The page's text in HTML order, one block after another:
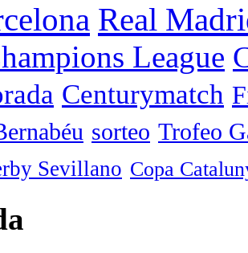
Real
League
Centurymatch
sorteo Trofeo
Sevillano Copa